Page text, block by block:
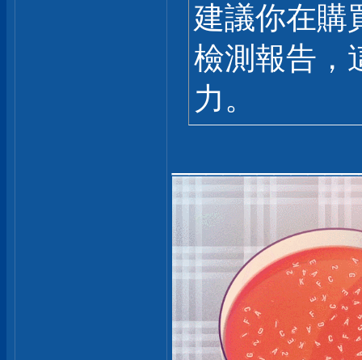
建議你在購
檢測報告，
力。